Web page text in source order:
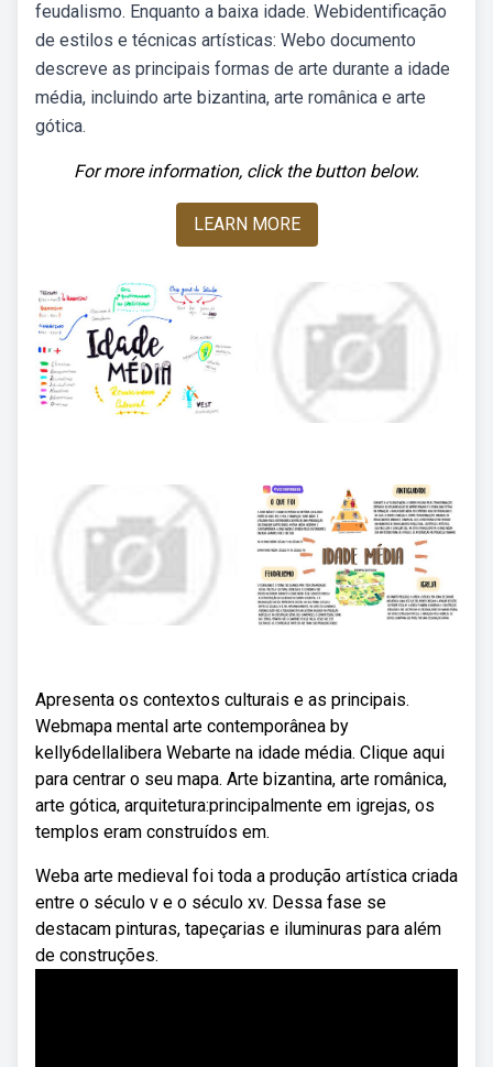
feudalismo. Enquanto a baixa idade. Webidentificação
de estilos e técnicas artísticas: Webo documento
descreve as principais formas de arte durante a idade
média, incluindo arte bizantina, arte românica e arte
gótica.
For more information, click the button below.
LEARN MORE
Apresenta os contextos culturais e as principais.
Webmapa mental arte contemporânea by
kelly6dellalibera Webarte na idade média. Clique aqui
para centrar o seu mapa. Arte bizantina, arte românica,
arte gótica, arquitetura:principalmente em igrejas, os
templos eram construídos em.
Weba arte medieval foi toda a produção artística criada
entre o século v e o século xv. Dessa fase se
destacam pinturas, tapeçarias e iluminuras para além
de construções.